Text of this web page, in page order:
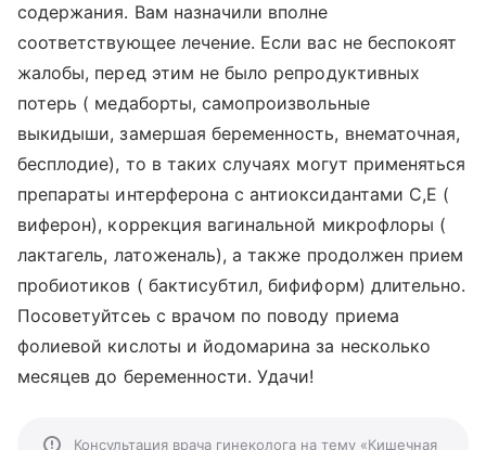
содержания. Вам назначили вполне
соответствующее лечение. Если вас не беспокоят
жалобы, перед этим не было репродуктивных
потерь ( медаборты, самопроизвольные
выкидыши, замершая беременность, внематочная,
бесплодие), то в таких случаях могут применяться
препараты интерферона с антиоксидантами С,Е (
виферон), коррекция вагинальной микрофлоры (
лактагель, латоженаль), а также продолжен прием
пробиотиков ( бактисубтил, бифиформ) длительно.
Посоветуйтсеь с врачом по поводу приема
фолиевой кислоты и йодомарина за несколько
месяцев до беременности. Удачи!
Консультация врача гинеколога на тему «Кишечная